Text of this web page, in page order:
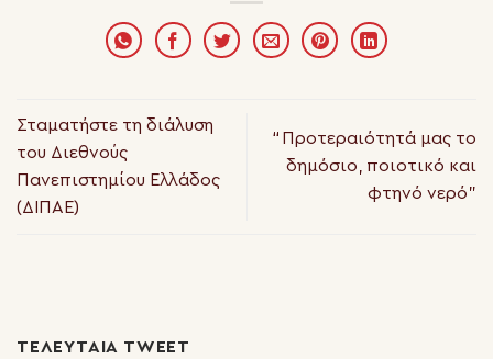
Σταματήστε τη διάλυση
του Διεθνούς
Πανεπιστημίου Ελλάδος
(ΔΙΠΑΕ)
“Προτεραιότητά μας το
δημόσιο, ποιοτικό και
φτηνό νερό”
ΤΕΛΕΥΤΑΊΑ TWEET